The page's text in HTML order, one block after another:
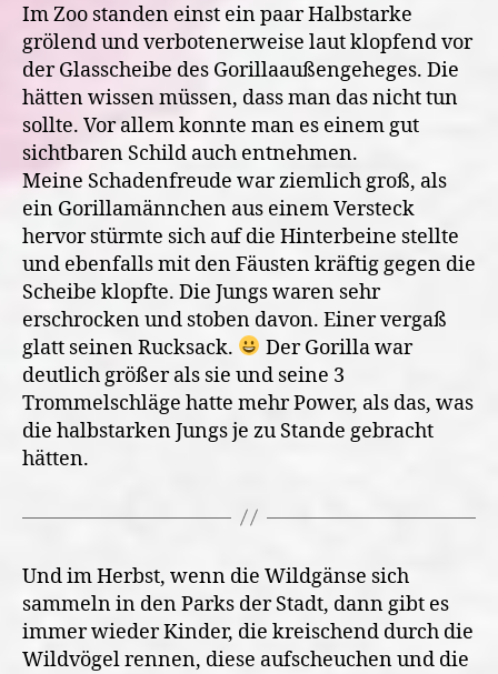
Im Zoo standen einst ein paar Halbstarke
grölend und verbotenerweise laut klopfend vor
der Glasscheibe des Gorillaaußengeheges. Die
hätten wissen müssen, dass man das nicht tun
sollte. Vor allem konnte man es einem gut
sichtbaren Schild auch entnehmen.
Meine Schadenfreude war ziemlich groß, als
ein Gorillamännchen aus einem Versteck
hervor stürmte sich auf die Hinterbeine stellte
und ebenfalls mit den Fäusten kräftig gegen die
Scheibe klopfte. Die Jungs waren sehr
erschrocken und stoben davon. Einer vergaß
glatt seinen Rucksack.
Der Gorilla war
deutlich größer als sie und seine 3
Trommelschläge hatte mehr Power, als das, was
die halbstarken Jungs je zu Stande gebracht
hätten.
Und im Herbst, wenn die Wildgänse sich
sammeln in den Parks der Stadt, dann gibt es
immer wieder Kinder, die kreischend durch die
Wildvögel rennen, diese aufscheuchen und die